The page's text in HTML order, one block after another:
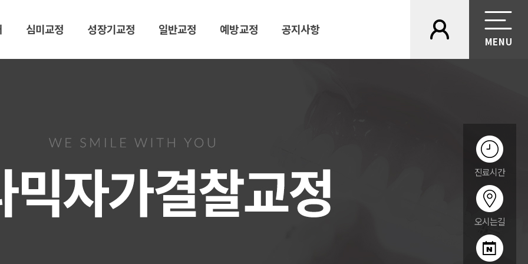
심미교정 성장기교정 일반교정 예방교정 공지사항
진료시간
오시는길